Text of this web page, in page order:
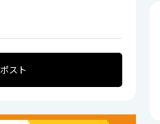
ポスト